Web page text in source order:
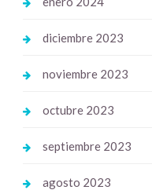
diciembre 2023
noviembre 2023
octubre 2023
septiembre 2023
agosto 2023